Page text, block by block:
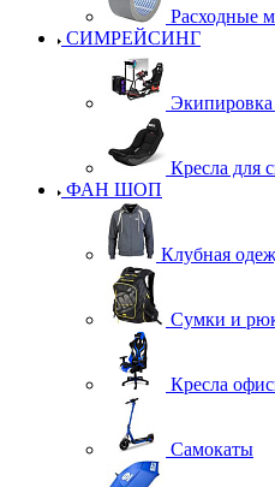
Расходные
СИМРЕЙСИНГ
Экипировка
Кресла для
ФАН ШОП
Клубная
Сумки и
Кресла
Самокаты